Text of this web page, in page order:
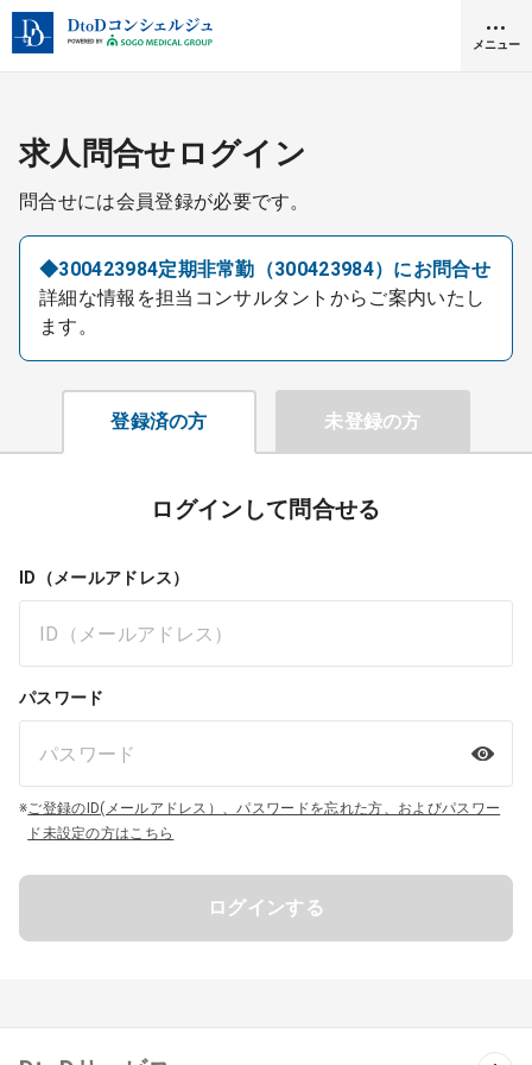
メニュー
クリニック開業
DtoDとは
お問合せ
医院の譲渡・売却をお考えの方
採用をお考えの医療機関の方
求人問合せログイン
問合せには会員登録が必要です。
◆300423984定期非常勤（300423984）にお問合せ
詳細な情報を担当コンサルタントからご案内いたし
ます。
登録済の方 未登録の方
ログインして問合せる
ID（メールアドレス）
パスワード
※ご登録のID(メールアドレス）、パスワードを忘れた方、およびパスワー
ド未設定の方はこちら
ログインする